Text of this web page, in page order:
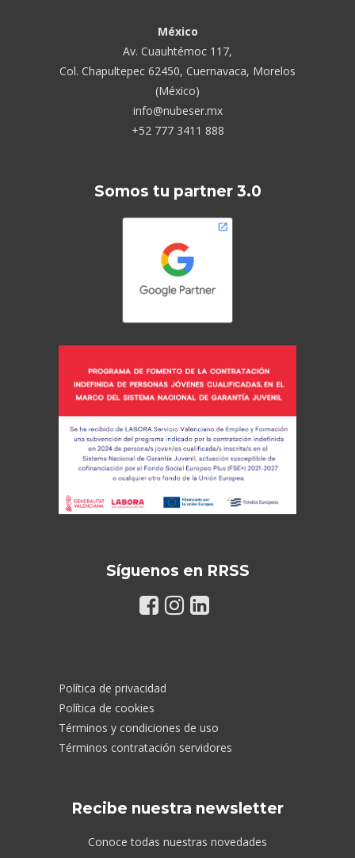
México
Av. Cuauhtémoc 117,
Col. Chapultepec 62450, Cuernavaca, Morelos
(México)
info@nubeser.mx
+52 777 3411 888
Somos tu partner 3.0
Síguenos en RRSS
Política de privacidad
Política de cookies
Términos y condiciones de uso
Términos contratación servidores
Recibe nuestra newsletter
Conoce todas nuestras novedades